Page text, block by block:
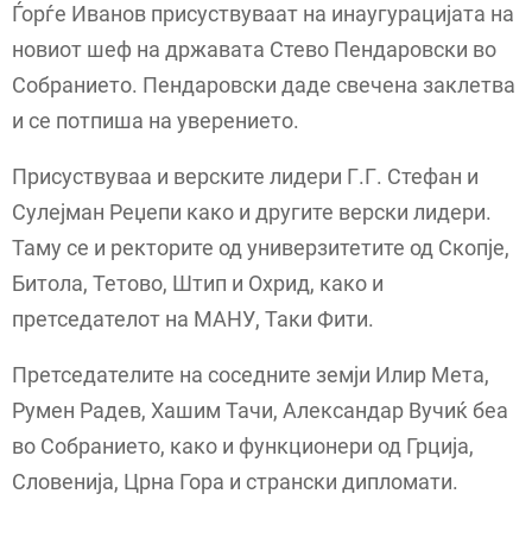
Ѓорѓе Иванов присуствуваат на инаугурацијата на
новиот шеф на државата Стево Пендаровски во
Собранието. Пендаровски даде свечена заклетва
и се потпиша на уверението.
Присуствуваа и верските лидери Г.Г. Стефан и
Сулејман Реџепи како и другите верски лидери.
Таму се и ректорите од универзитетите од Скопје,
Битола, Тетово, Штип и Охрид, како и
претседателот на МАНУ, Таки Фити.
Претседателите на соседните земји Илир Мета,
Румен Радев, Хашим Тачи, Александар Вучиќ беа
во Собранието, како и функционери од Грција,
Словенија, Црна Гора и странски дипломати.